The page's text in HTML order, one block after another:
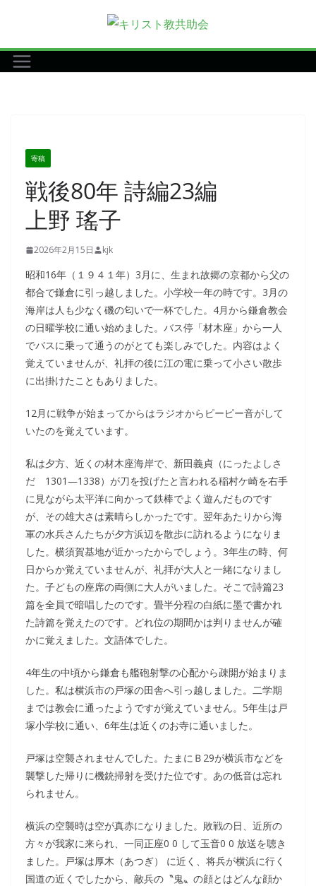
テ
ン
寄稿
戦後80年 詩編23編
上野 瑤子
2026年2月15日 kjk
昭和16年（１９４１年）3月に、生まれ故郷の京都から父の
都合で鎌倉に引っ越しました。小学校一年の時です。3月の
海岸は人も少なく磯の匂いで一杯でした。4月から鎌倉教会
の日曜学校に通い始めました。バス停「材木座」から一人
でバスに乗って通うのがとても楽しみでした。内容はよく
覚えていませんが、礼拝の後に江の電に乗って小さい散歩
に出掛けたこともありました。
12月に戦争が始まってからはラジオからピーピー音がして
いたのを覚えています。
私は夕方、近くの材木座海岸で、新田義貞（にったよしさ
だ 1301―1338）が刀を投げたと言われる稲村ケ崎を右手
に見ながら太平洋に向かって鉄棒でよく遊んだものです
が、その雄大さは素晴らしかったです。翌年あたりから海
軍の水兵さんたちが夕方浜辺を散歩に訪れるようになりま
した。横須賀基地が近かったからでしょう。3年生の時、何
日からか覚えていませんが、礼拝が大人と一緒になりまし
た。子どもの座席の両側に大人がいました。そこで詩篇23
篇を全員で暗唱したのです。畳半分程の白紙に墨で書かれ
た詩篇を覚えたのです。どれ位の期間かは判りませんが確
かに覚えました。文語体でした。
4年生の中頃から鎌倉も艦砲射撃の心配から疎開が始まりま
した。私は横浜市の戸塚の田舎へ引っ越しました。二学期
までは教会に通ったようですが覚えていません。5年生は戸
塚小学校に通い、6年生は近くのお寺に通いました。
戸塚は空襲されませんでした。たまにＢ29が横浜市などを
襲撃した帰りに機銃掃射を受けた位です。あの低音は忘れ
られません。
横浜の空襲時は空が真赤になりました。敗戦の日、近所の
方々が我家に来られ、一同正座0 0 して玉音0 0 放送を聴き
ました。戸塚は厚木（あつぎ） に近く、将兵が横浜に行く
国道の近くでしたから、敵兵の〝鬼〟の顔とはどんな顔か